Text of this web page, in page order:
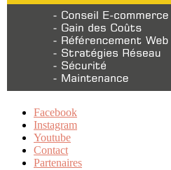
Facebook
Instagram
Youtube
Contact
Partenaires